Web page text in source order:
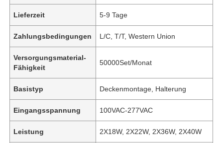
Lieferzeit 5-9 Tage
Zahlungsbedingungen L/C, T/T, Western Union
Versorgungsmaterial-
Fähigkeit
50000Set/Monat
Basistyp Deckenmontage, Halterung
Eingangsspannung 100VAC-277VAC
Leistung 2X18W, 2X22W, 2X36W, 2X40W